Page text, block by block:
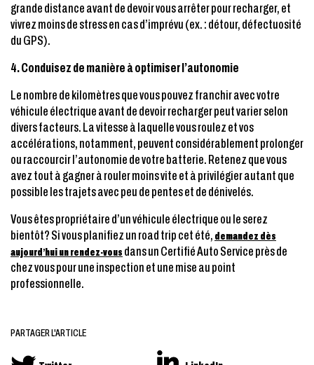
grande distance avant de devoir vous arrêter pour recharger, et
vivrez moins de stress en cas d’imprévu (ex. : détour, défectuosité
du GPS).
4.Conduisez de manière à optimiser l’autonomie
Le nombre de kilomètres que vous pouvez franchir avec votre
véhicule électrique avant de devoir recharger peut varier selon
divers facteurs. La vitesse à laquelle vous roulez et vos
accélérations, notamment, peuvent considérablement prolonger
ou raccourcir l’autonomie de votre batterie. Retenez que vous
avez tout à gagner à rouler moins vite et à privilégier autant que
possible les trajets avec peu de pentes et de dénivelés.
Vous êtes propriétaire d’un véhicule électrique ou le serez
bientôt? Si vous planifiez unroad tripcet été, demandez dès
aujourd’hui un rendez-vous dans un Certifié Auto Service près de
chez vous pour une inspection et une mise au point
professionnelle.
PARTAGER L'ARTICLE